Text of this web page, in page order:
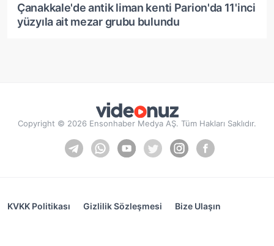
Çanakkale'de antik liman kenti Parion'da 11'inci
yüzyıla ait mezar grubu bulundu
Copyright © 2026 Ensonhaber Medya AŞ. Tüm Hakları Saklıdır.
KVKK Politikası Gizlilik Sözleşmesi Bize Ulaşın